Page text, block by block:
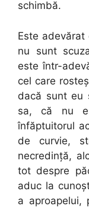
schimbă.
Este
nu sunt
este într-
cel care
dacă sunt eu
sa, că nu
înfăptuitorul
de curvie,
necredinţă,
tot despre
aduc la
a aproapelui,